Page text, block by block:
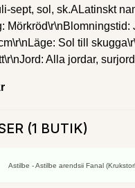
sept, sol, sk.ALatinskt
Sol till
Alla jordar,
(1 BUTIK)
Astilbe - Astilbe arendsii Fanal